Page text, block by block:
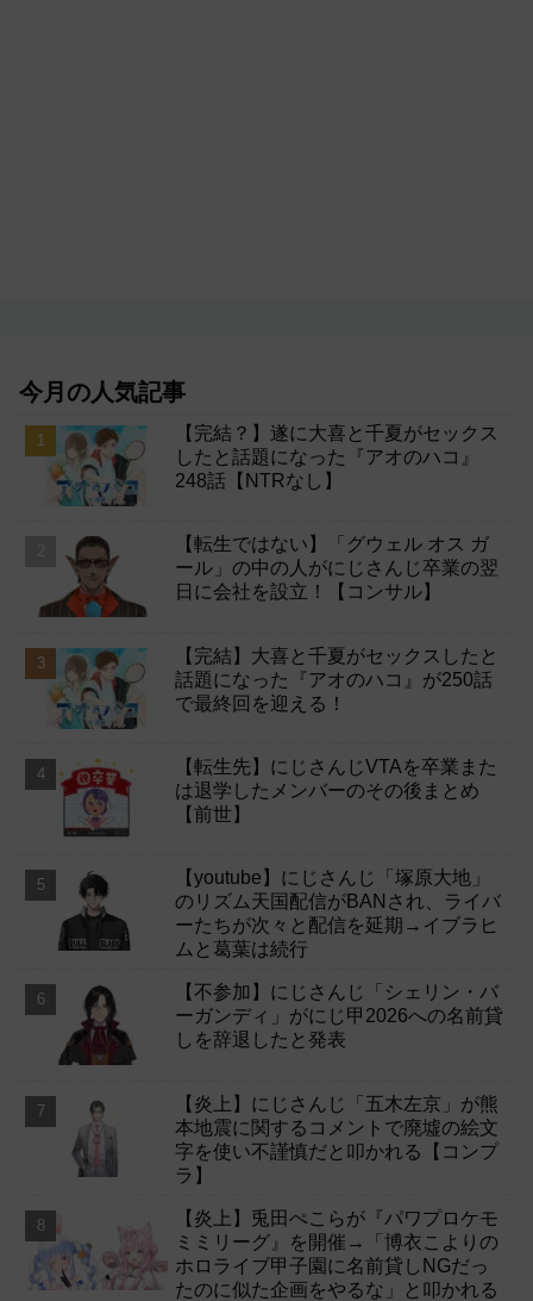
今月の人気記事
【完結？】遂に大喜と千夏がセックス
したと話題になった『アオのハコ』
248話【NTRなし】
【転生ではない】「グウェル オス ガ
ール」の中の人がにじさんじ卒業の翌
日に会社を設立！【コンサル】
【完結】大喜と千夏がセックスしたと
話題になった『アオのハコ』が250話
で最終回を迎える！
【転生先】にじさんじVTAを卒業また
は退学したメンバーのその後まとめ
【前世】
【youtube】にじさんじ「塚原大地」
のリズム天国配信がBANされ、ライバ
ーたちが次々と配信を延期→イブラヒ
ムと葛葉は続行
【不参加】にじさんじ「シェリン・バ
ーガンディ」がにじ甲2026への名前貸
しを辞退したと発表
【炎上】にじさんじ「五木左京」が熊
本地震に関するコメントで廃墟の絵文
字を使い不謹慎だと叩かれる【コンプ
ラ】
【炎上】兎田ぺこらが『パワプロケモ
ミミリーグ』を開催→「博衣こよりの
ホロライブ甲子園に名前貸しNGだっ
たのに似た企画をやるな」と叩かれる